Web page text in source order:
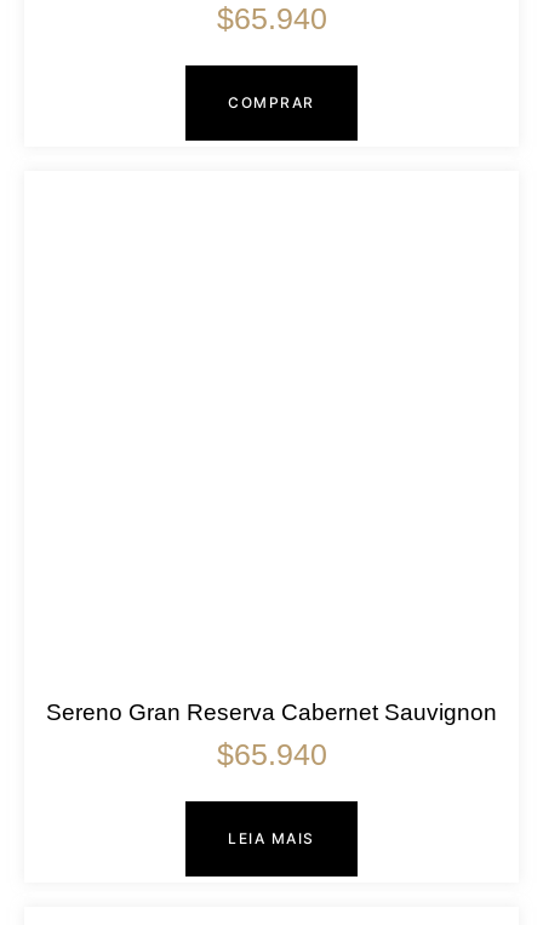
$65.940
COMPRAR
Sereno Gran Reserva Cabernet Sauvignon
$65.940
LEIA MAIS